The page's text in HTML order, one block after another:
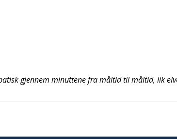
gjennem minuttene fra måltid til måltid, lik